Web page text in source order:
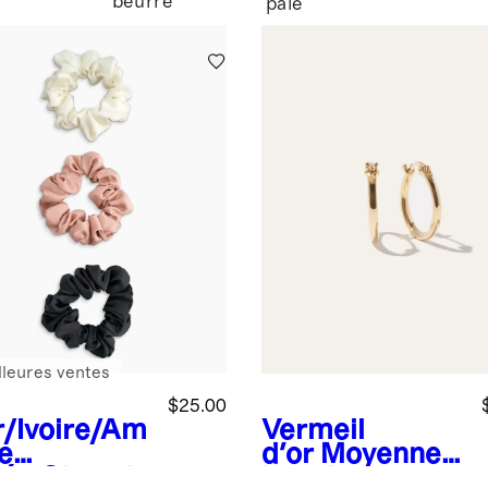
pâle
Ivoire/Am
$25.00
ventes
Vermeil
d'or Moyennes